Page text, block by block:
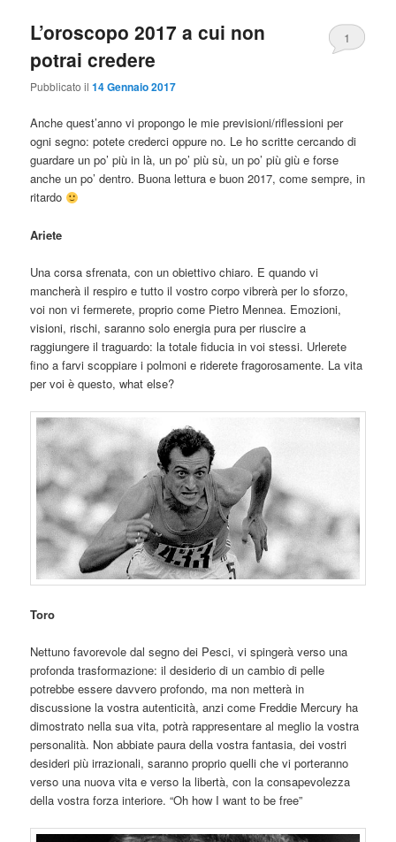
L’oroscopo 2017 a cui non
potrai credere
Pubblicato il14 Gennaio 2017
1
Anche quest’anno vi propongo le mie previsioni/riflessioni per
ogni segno: potete crederci oppure no. Le ho scritte cercando di
guardare un po’ più in là, un po’ più sù, un po’ più giù e forse
anche un po’ dentro. Buona lettura e buon 2017, come sempre, in
ritardo
Ariete
Una corsa sfrenata, con un obiettivo chiaro. E quando vi
mancherà il respiro e tutto il vostro corpo vibrerà per lo sforzo,
voi non vi fermerete, proprio come Pietro Mennea. Emozioni,
visioni, rischi, saranno solo energia pura per riuscire a
raggiungere il traguardo: la totale fiducia in voi stessi. Urlerete
fino a farvi scoppiare i polmoni e riderete fragorosamente. La vita
per voi è questo, what else?
Toro
Nettuno favorevole dal segno dei Pesci, vi spingerà verso una
profonda trasformazione: il desiderio di un cambio di pelle
potrebbe essere davvero profondo, ma non metterà in
discussione la vostra autenticità, anzi come Freddie Mercury ha
dimostrato nella sua vita, potrà rappresentare al meglio la vostra
personalità. Non abbiate paura della vostra fantasia, dei vostri
desideri più irrazionali, saranno proprio quelli che vi porteranno
verso una nuova vita e verso la libertà, con la consapevolezza
della vostra forza interiore. “Oh how I want to be free”